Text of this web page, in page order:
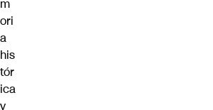
m
ori
a
his
tór
ica
y